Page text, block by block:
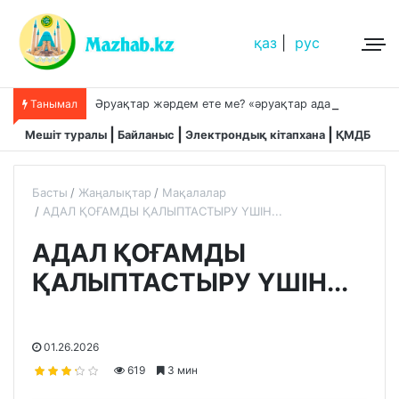
қаз рус
Танымал
Мешіт туралы Байланыс Электрондық кітапхана ҚМДБ
Басты Жаңалықтар
Мақалалар
АДАЛ ҚОҒАМДЫ ҚАЛЫПТАСТЫРУ ҮШІН...
АДАЛ ҚОҒАМДЫ
ҚАЛЫПТАСТЫРУ ҮШІН...
01.26.2026
619
3 мин